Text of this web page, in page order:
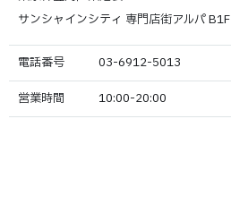
サンシャインシティ 専門店街アルパ B1F
電話番号
03-6912-5013
営業時間
10:00-20:00